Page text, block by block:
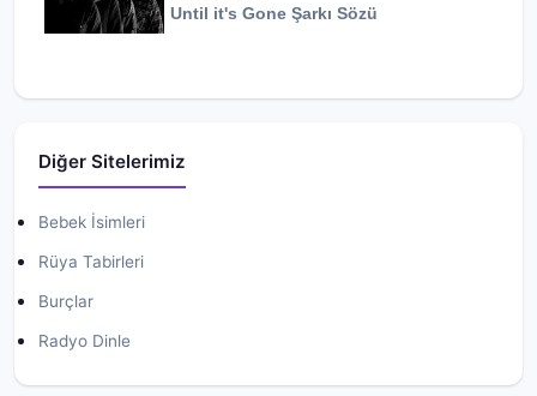
Until it's Gone Şarkı Sözü
Diğer Sitelerimiz
Bebek İsimleri
Rüya Tabirleri
Burçlar
Radyo Dinle